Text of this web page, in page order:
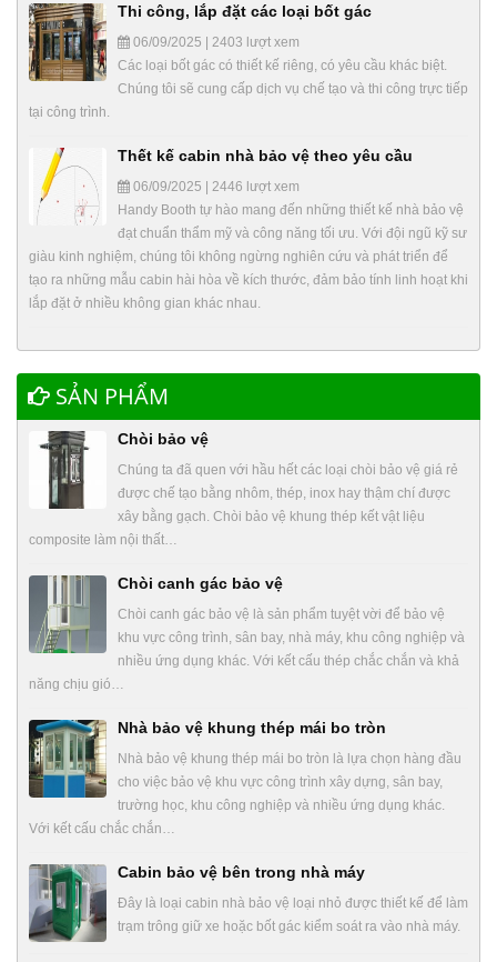
Thi công, lắp đặt các loại bốt gác
06/09/2025 | 2403 lượt xem
Các loại bốt gác có thiết kế riêng, có yêu cầu khác biệt.
Chúng tôi sẽ cung cấp dịch vụ chế tạo và thi công trực tiếp
tại công trình.
Thết kế cabin nhà bảo vệ theo yêu cầu
06/09/2025 | 2446 lượt xem
Handy Booth tự hào mang đến những thiết kế nhà bảo vệ
đạt chuẩn thẩm mỹ và công năng tối ưu. Với đội ngũ kỹ sư
giàu kinh nghiệm, chúng tôi không ngừng nghiên cứu và phát triển để
tạo ra những mẫu cabin hài hòa về kích thước, đảm bảo tính linh hoạt khi
lắp đặt ở nhiều không gian khác nhau.
SẢN PHẨM
Chòi bảo vệ
Chúng ta đã quen với hầu hết các loại chòi bảo vệ giá rẻ
được chế tạo bằng nhôm, thép, inox hay thậm chí được
xây bằng gạch. Chòi bảo vệ khung thép kết vật liệu
composite làm nội thất…
Chòi canh gác bảo vệ
Chòi canh gác bảo vệ là sản phẩm tuyệt vời để bảo vệ
khu vực công trình, sân bay, nhà máy, khu công nghiệp và
nhiều ứng dụng khác. Với kết cấu thép chắc chắn và khả
năng chịu gió…
Nhà bảo vệ khung thép mái bo tròn
Nhà bảo vệ khung thép mái bo tròn là lựa chọn hàng đầu
cho việc bảo vệ khu vực công trình xây dựng, sân bay,
trường học, khu công nghiệp và nhiều ứng dụng khác.
Với kết cấu chắc chắn…
Cabin bảo vệ bên trong nhà máy
Đây là loại cabin nhà bảo vệ loại nhỏ được thiết kế để làm
trạm trông giữ xe hoặc bốt gác kiểm soát ra vào nhà máy.